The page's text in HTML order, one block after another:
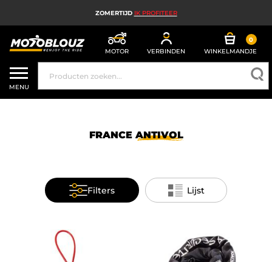
ZOMERTIJD IK PROFITEER
MOTOR VERBINDEN
0
WINKELMANDJE
MOTORHELM
MOTORUITRUSTING HEREN
MOTORAIRBAG
MENU
FRANCEANTIVOL
Filters Lijst